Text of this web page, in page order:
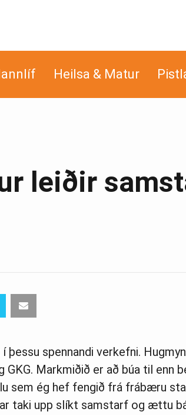
Heilsa & Matur
leiðir
þessu spennandi verkefni.
GKG. Markmiðið er að búa til enn
sem ég hef fengið frá frábæru
taki upp slíkt samstarf og ættu